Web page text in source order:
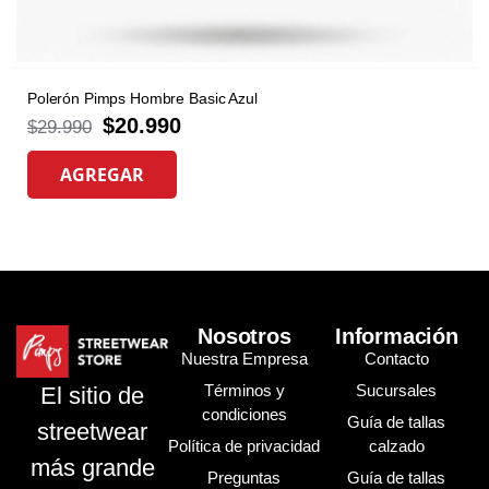
Polerón Pimps Hombre Basic Azul
$29.990 $20.990
AGREGAR
El sitio de
streetwear
más grande
Nosotros
Nuestra Empresa
Términos y
condiciones
Política de privacidad
Preguntas
Información
Contacto
Sucursales
Guía de tallas
calzado
Guía de tallas